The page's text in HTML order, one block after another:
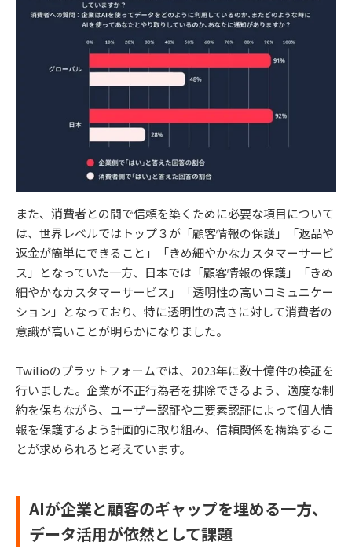
また、消費者との間で信頼を築くために必要な項目について
は、世界レベルではトップ３が「顧客情報の保護」「返品や
返金が簡単にできること」「きめ細やかなカスタマーサービ
ス」となっていた一方、日本では「顧客情報の保護」「きめ
細やかなカスタマーサービス」「透明性の高いコミュニケー
ション」となっており、特に透明性の高さに対して消費者の
意識が高いことが明らかになりました。
Twilioのプラットフォームでは、2023年に数十億件の検証を
行いました。企業が不正行為者を排除できるよう、適度な制
約を保ちながら、ユーザー認証や二要素認証によって個人情
報を保護するよう計画的に取り組み、信頼関係を構築するこ
とが求められると考えています。
AIが企業と顧客のギャップを埋める一方、
データ活用が依然として課題